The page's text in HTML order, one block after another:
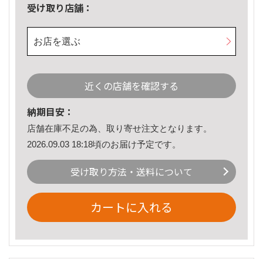
受け取り店舗：
お店を選ぶ
近くの店舗を確認する
納期目安：
店舗在庫不足の為、取り寄せ注文となります。
2026.09.03 18:18頃のお届け予定です。
受け取り方法・送料について
カートに入れる